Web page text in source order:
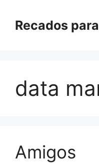
paraRecados
data
Amigos